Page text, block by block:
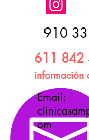
910
611 842
información
Email:
om